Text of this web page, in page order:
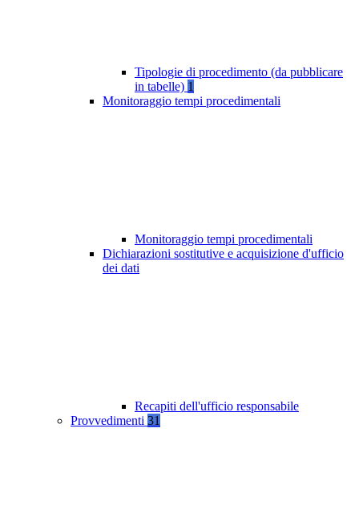
Tipologie di procedimento (da pubblicare
in tabelle) 1
Monitoraggio tempi procedimentali
Monitoraggio tempi procedimentali
Dichiarazioni sostitutive e acquisizione d'ufficio
dei dati
Recapiti dell'ufficio responsabile
Provvedimenti 31